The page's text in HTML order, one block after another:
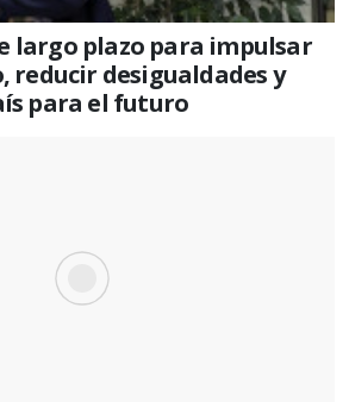
largo plazo para impulsar
reducir desigualdades y
para el futuro